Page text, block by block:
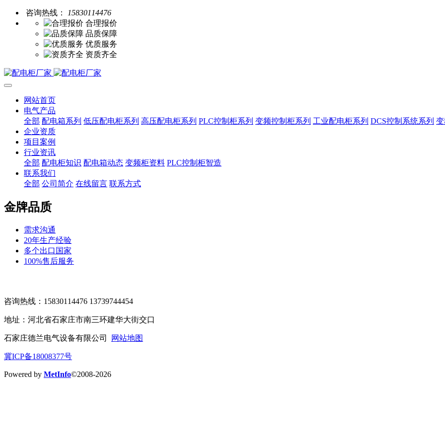
咨询热线：
15830114476
合理报价
品质保障
优质服务
资质齐全
网站首页
电气产品
全部 配电箱系列 低压配电柜系列 高压配电柜系列 PLC控制柜系列 变频控制柜系列 工业配电柜系列 DCS控制系统系列
企业资质
项目案例
行业资讯
全部 配电柜知识 配电箱动态 变频柜资料 PLC控制柜智造
联系我们
全部 公司简介 在线留言 联系方式
金牌品质
需求沟通
20年生产经验
多个出口国家
100%售后服务
咨询热线：15830114476 13739744454
地址：河北省石家庄市南三环建华大街交口
石家庄德兰电气设备有限公司 网站地图
冀ICP备18008377号
Powered by MetInfo©2008-2026